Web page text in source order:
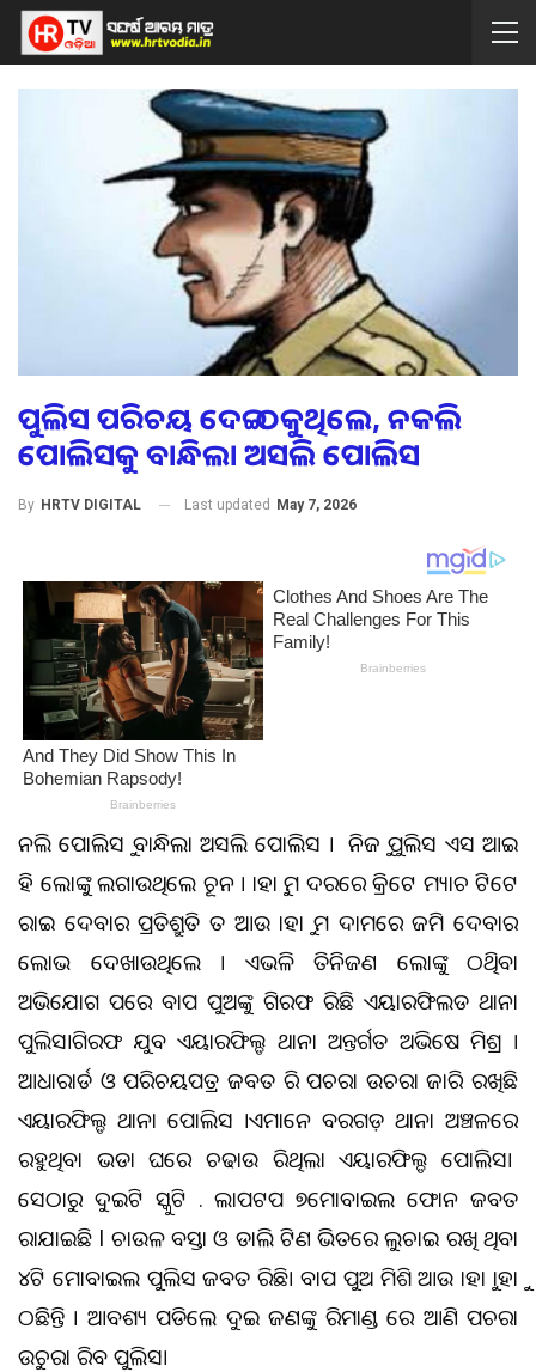
ପୁଲିସ ପରିଚୟ ଦେଇ ଠକୁଥିଲେ, ନକଲି
ପୋଲିସକୁ ବାନ୍ଧିଲା ଅସଲି ପୋଲିସ
By HRTV DIGITAL Last updated May 7, 2026
ନକଲି ପୋଲିସକୁ ବାନ୍ଧିଲା ଅସଲି ପୋଲିସ । ନିଜକୁ ପୁଲିସ ଏସ ଆଇ
କହି ଲୋକଙ୍କୁ ଲଗାଉଥିଲେ ଚୂନ । କାହାକୁ କମ ଦରରେ କ୍ରିକେଟ ମ୍ୟାଚ ଟିକେଟ
କରାଇ ଦେବାର ପ୍ରତିଶ୍ରୁତି ତ ଆଉ କାହାକୁ କମ ଦାମରେ ଜମି ଦେବାର
ଲୋଭ ଦେଖାଉଥିଲେ । ଏଭଳି ତିନିଜଣ ଲୋକଙ୍କୁ ଠକିଥିବା
ଅଭିଯୋଗ ପରେ ବାପ ପୁଅଙ୍କୁ ଗିରଫ କରିଛି ଏୟାରଫିଲଡ ଥାନା
ପୁଲିସ।ଗିରଫ ଯୁବକ ଏୟାରଫିଲ୍ଡ ଥାନା ଅନ୍ତର୍ଗତ ଅଭିଷେକ ମିଶ୍ର ।
ଆଧାରକାର୍ଡ ଓ ପରିଚୟପତ୍ର ଜବତ କରି ପଚରା ଉଚରା ଜାରି ରଖିଛି
ଏୟାରଫିଲ୍ଡ ଥାନା ପୋଲିସ ।ଏମାନେ ବରଗଡ଼ ଥାନା ଅଞ୍ଚଳରେ
ରହୁଥିବା ଭଡା ଘରେ ଚଢାଉ କରିଥିଲା ଏୟାରଫିଲ୍ଡ ପୋଲିସ।
ସେଠାରୁ ଦୁଇଟି ସ୍କୁଟି . ଲାପଟପ ୭ମୋବାଇଲ ଫୋନ ଜବତ
କରାଯାଇଛି l ଚାଉଳ ବସ୍ତା ଓ ଡାଲି ଟିଣ ଭିତରେ ଲୁଚାଇ ରଖି ଥିବା
୪ଟି ମୋବାଇଲ ପୁଲିସ ଜବତ କରିଛି। ବାପ ପୁଅ ମିଶି ଆଉ କାହାକୁ କାହାକୁ
ଠକିଛନ୍ତି । ଆବଶ୍ୟକ ପଡିଲେ ଦୁଇ ଜଣଙ୍କୁ ରିମାଣ୍ଡ ରେ ଆଣି ପଚରା
ଉଚୁରା କରିବ ପୁଲିସ।